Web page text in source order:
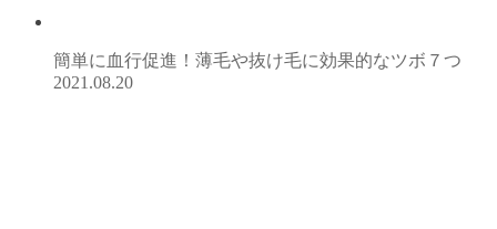
簡単に血行促進！薄毛や抜け毛に効果的なツボ７つ
2021.08.20